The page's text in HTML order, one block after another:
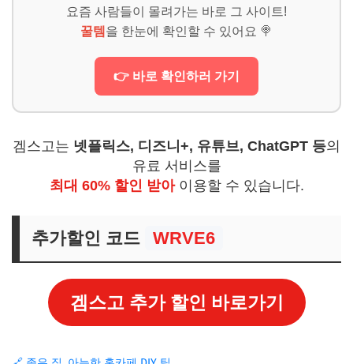
요즘 사람들이 몰려가는 바로 그 사이트!
꿀템 을 한눈에 확인할 수 있어요 🍭
👉 바로 확인하러 가기
겜스고는 넷플릭스, 디즈니+, 유튜브, ChatGPT 등의
유료 서비스를
최대 60% 할인 받아이용할 수 있습니다.
추가할인 코드 WRVE6
겜스고 추가 할인 바로가기